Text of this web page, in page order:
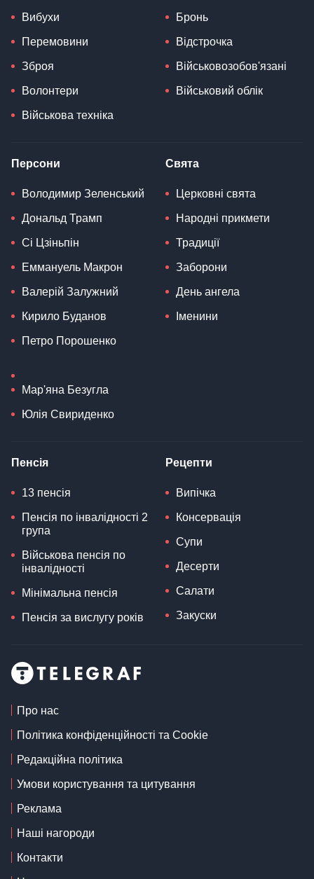
Вибухи
Перемовини
Зброя
Волонтери
Військова техніка
Бронь
Відстрочка
Військовозобов'язані
Військовий облік
Персони
Володимир Зеленський
Дональд Трамп
Сі Цзіньпін
Еммануель Макрон
Валерій Залужний
Кирило Буданов
Петро Порошенко
Мар'яна Безугла
Юлія Свириденко
Свята
Церковні свята
Народні прикмети
Традиції
Заборони
День ангела
Іменини
Пенсія
13 пенсія
Пенсія по інвалідності 2
група
Військова пенсія по
інвалідності
Мінімальна пенсія
Пенсія за вислугу років
Рецепти
Випічка
Консервація
Супи
Десерти
Салати
Закуски
Про нас
Політика конфіденційності та Cookie
Редакційна політика
Умови користування та цитування
Реклама
Наші нагороди
Контакти